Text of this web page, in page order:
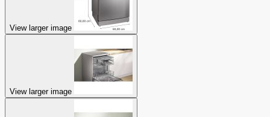
View larger image
View larger image